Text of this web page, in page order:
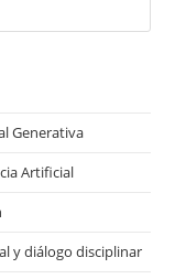
Generativa
Artificial
y diálogo disciplinar